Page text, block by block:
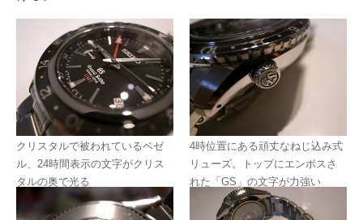
クリスタルで被われているベゼ
ル、24時間表示の文字がクリス
タルの奥で光る
4時位置にある頑丈なねじ込み式
リューズ。トップにエンボスさ
れた「GS」の文字が力強い